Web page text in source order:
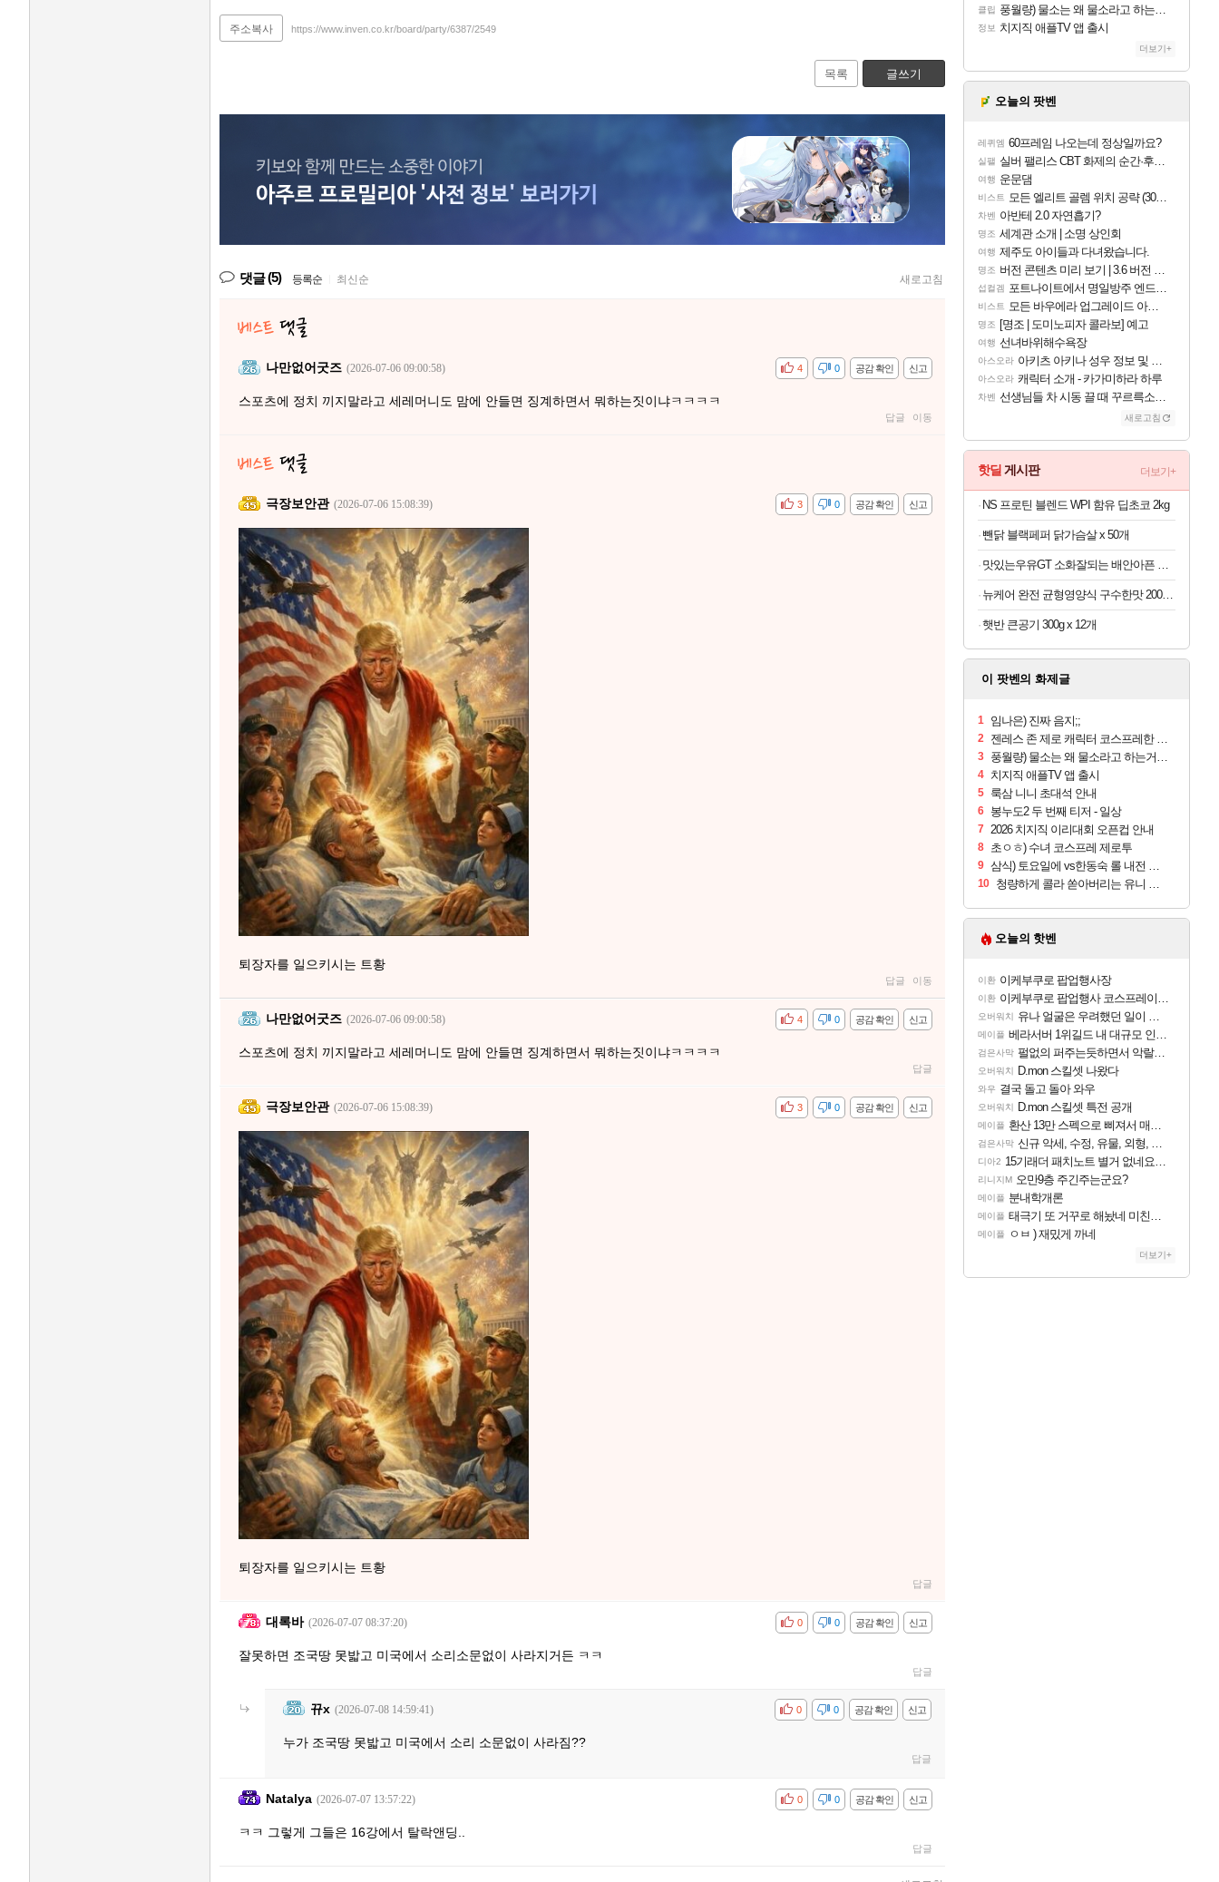
주소복사 https://www.inven.co.kr/board/party/6387/2549
목록 글쓰기
댓글(5) 등록순 최신순 새로고침
나만없어굿즈 (2026-07-06 09:00:58) 신고
공감 확인
비공감 0
4
스포츠에 정치 끼지말라고 세레머니도 맘에 안들면 징계하면서 뭐하는짓이냐ㅋㅋㅋㅋ
답글 이동
극장보안관 (2026-07-06 15:08:39) 신고
공감 확인
비공감 0
3
퇴장자를 일으키시는 트황
답글 이동
나만없어굿즈 (2026-07-06 09:00:58) 신고
공감 확인
비공감 0
4
스포츠에 정치 끼지말라고 세레머니도 맘에 안들면 징계하면서 뭐하는짓이냐ㅋㅋㅋㅋ
답글
극장보안관 (2026-07-06 15:08:39) 신고
공감 확인
비공감 0
3
퇴장자를 일으키시는 트황
답글
대록바 (2026-07-07 08:37:20) 신고
공감 확인
비공감 0
0
잘못하면 조국땅 못밟고 미국에서 소리소문없이 사라지거든 ㅋㅋ
답글
뀨x (2026-07-08 14:59:41) 신고
공감 확인
비공감 0
0
누가 조국땅 못밟고 미국에서 소리 소문없이 사라짐??
답글
Natalya (2026-07-07 13:57:22) 신고
공감 확인
비공감 0
0
ㅋㅋ 그렇게 그들은 16강에서 탈락앤딩..
답글
클립 풍월량) 물소는 왜 물소라고 하는거야? 아! 그만 ㅋㅋ 알았어 ㅋㅋ
정보 치지직 애플TV 앱 출시
더보기+
오늘의 팟벤
레퀴엠 60프레임 나오는데 정상일까요?
실팰 실버 팰리스 CBT 화제의 순간·후기 모음
여행 운문댐
비스트 모든 엘리트 골렘 위치 공략 (30개) - 방랑 결투가
차벤 아반테 2.0 자연흡기?
명조 세계관 소개 | 소명 상인회
여행 제주도 아이들과 다녀왔습니다.
명조 버전 콘텐츠 미리 보기 | 3.6 버전 「신기루 속 등불 그림자, 속세에 깃든 검의 결심」이 8월 20일에 업데이트됩니다!
섭컬겜 포트나이트에서 명일방주 엔드필드 [펠리카] 판매 예정
비스트 모든 바우에라 업그레이드 아이템 획득 위치 공략 (89개)
명조 [명조 | 도미노피자 콜라보] 예고
여행 선녀바위해수욕장
아스오라 아키츠 아키나 성우 정보 및 주요 필모
아스오라 캐릭터 소개 - 카가미하라 하루
차벤 선생님들 차 시동 끌 때 꾸르륵소리나는데
새로고침
핫딜 게시판 더보기+
NS 프로틴 블렌드 WPI 함유 딥초코 2kg
뺀닭 블랙페퍼 닭가슴살 x 50개
맛있는우유GT 소화잘되는 배안아픈 저지방우유 180ml x 48개
뉴케어 완전 균형영양식 구수한맛 200ml x 24개
햇반 큰공기 300g x 12개
이 팟벤의 화제글
1 임나은) 진짜 음지;;
2 젠레스 존 제로 캐릭터 코스프레한 꽁주
3 풍월량) 물소는 왜 물소라고 하는거야? 아! 그만 ㅋㅋ 알았어 ㅋㅋ
4 치지직 애플TV 앱 출시
5 룩삼 니니 초대석 안내
6 봉누도2 두 번째 티저 - 일상
7 2026 치지직 이리대회 오픈컵 안내
8 초ㅇㅎ) 수녀 코스프레 제로투
9 삼식) 토요일에 vs한동숙 롤 내전 예정
10 청량하게 콜라 쏟아버리는 유니 ㅋㅋㅋ
오늘의 핫벤
이환 이케부쿠로 팝업행사장
이환 이케부쿠로 팝업행사 코스프레이어들!!
오버워치 유나 얼굴은 우려했던 일이 벌어진 참사 같음
메이플 베라서버 1위길드 내 대규모 인원이탈종용 추정사건
검은사막 펄없의 퍼주는듯하면서 악랄한 BM 설계
오버워치 D.mon 스킬셋 나왔다
와우 결국 돌고 돌아 와우
오버워치 D.mon 스킬셋 특전 공개
메이플 환산 13만 스펙으로 삐져서 매주 수로 10만점 치고있으면 ㅋㅋ
검은사막 신규 악세, 수정, 유물, 외형, 물약 요약
디아2 15기래더 패치노트 별거 없네요~없데이트수준?
리니지M 오만9층 주긴주는군요?
메이플 분내학개론
메이플 태극기 또 거꾸로 해놨네 미친것들 ㅋㅋㅋ
메이플 ㅇㅂ ) 재밌게 까네
더보기+